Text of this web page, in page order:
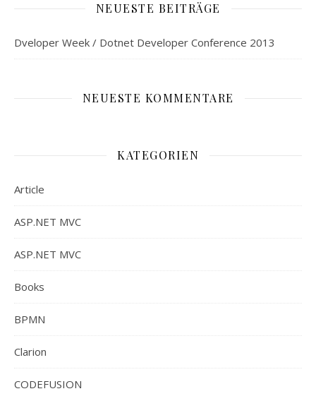
NEUESTE BEITRÄGE
Dveloper Week / Dotnet Developer Conference 2013
NEUESTE KOMMENTARE
KATEGORIEN
Article
ASP.NET MVC
ASP.NET MVC
Books
BPMN
Clarion
CODEFUSION